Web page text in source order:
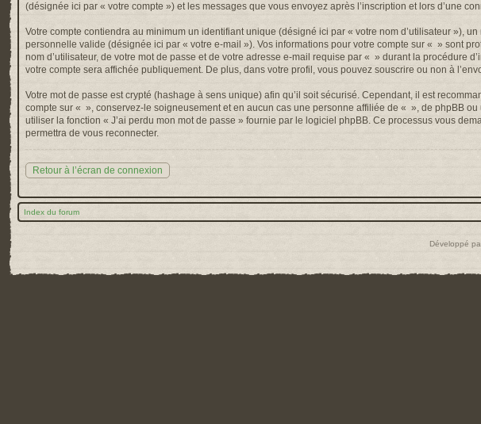
(désignée ici par « votre compte ») et les messages que vous envoyez après l’inscription et lors d’une
Votre compte contiendra au minimum un identifiant unique (désigné ici par « votre nom d’utilisateur »),
personnelle valide (désignée ici par « votre e-mail »). Vos informations pour votre compte sur « » sont
nom d’utilisateur, de votre mot de passe et de votre adresse e-mail requise par « » durant la procédure
votre compte sera affichée publiquement. De plus, dans votre profil, vous pouvez souscrire ou non à
Votre mot de passe est crypté (hashage à sens unique) afin qu’il soit sécurisé. Cependant, il est
compte sur « », conservez-le soigneusement et en aucun cas une personne affiliée de « », de phpBB
utiliser la fonction « J’ai perdu mon mot de passe » fournie par le logiciel phpBB. Ce processus vous
permettra de vous reconnecter.
Retour à l’écran de connexion
Index du forum
Développé